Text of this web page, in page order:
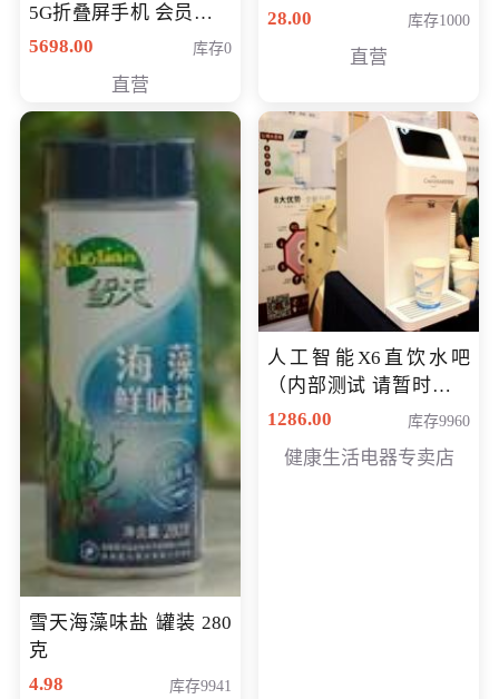
5G折叠屏手机 会员专享
购买价格 4998元
5698.00 库存0
直营
28.00
库存1000
直营
雪天海藻味盐 罐装 280
克
4.98
库存9941
人工智能X6直饮水吧
（内部测试 请暂时不要
购买）
1286.00 库存9960
健康生活电器专卖店